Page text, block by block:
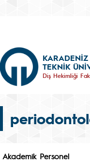
KARADENİZ
TEKNİK
Diş Hekimliği
Akademik Personel